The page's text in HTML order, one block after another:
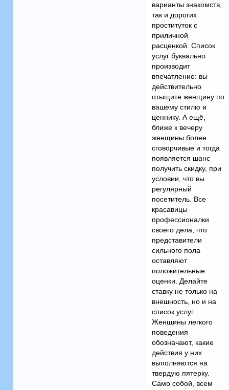
варианты знакомств,
так и дорогих
проституток с
приличной
расценкой. Список
услуг буквально
производит
впечатление: вы
действительно
отыщите женщину по
вашему стилю и
ценнику. А ещё,
ближе к вечеру
женщины более
сговорчивые и тогда
появляется шанс
получить скидку, при
условии, что вы
регулярный
посетитель. Все
красавицы
профессионалки
своего дела, что
представители
сильного пола
оставляют
положительные
оценки. Делайте
ставку не только на
внешность, но и на
список услуг.
Женщины легкого
поведения
обозначают, какие
действия у них
выполняются на
твердую пятерку.
Само собой, всем